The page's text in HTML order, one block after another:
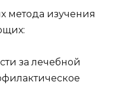
метода изучения
за лечебной